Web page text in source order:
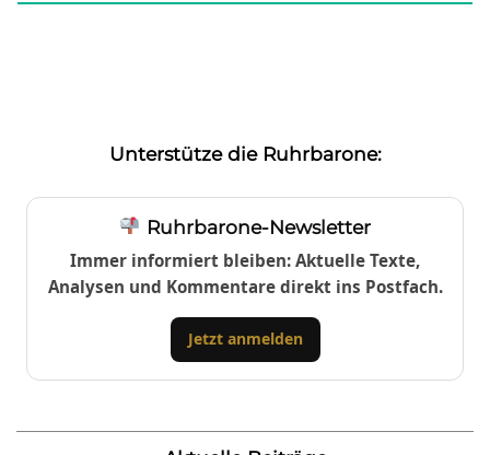
Unterstütze die Ruhrbarone:
Ruhrbarone-Newsletter
Immer informiert bleiben: Aktuelle Texte,
Analysen und Kommentare direkt ins Postfach.
Jetzt anmelden